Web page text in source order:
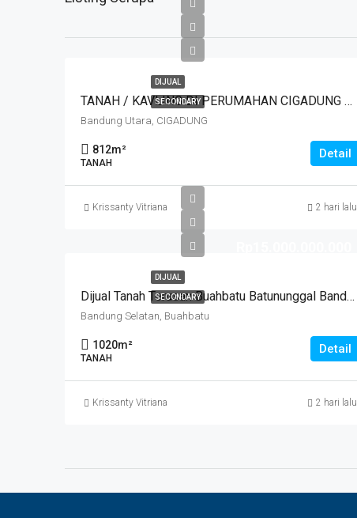
DIJUAL
SECONDARY TANAH / KAVLING DI PERUMAHAN CIGADUNG SELATAN SAYAP DAGO, BANDUNG
Bandung Utara, CIGADUNG
812m²
TANAH
Detail
Krissanty Vitriana 2 hari lalu
DIJUAL
SECONDARY Dijual Tanah Terusan Buahbatu Batununggal Bandung Kidul
Bandung Selatan, Buahbatu
1020m²
TANAH
Detail
Krissanty Vitriana 2 hari lalu